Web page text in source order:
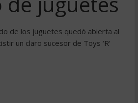
de los juguetes quedó abierta al
un claro sucesor de Toys ‘R’